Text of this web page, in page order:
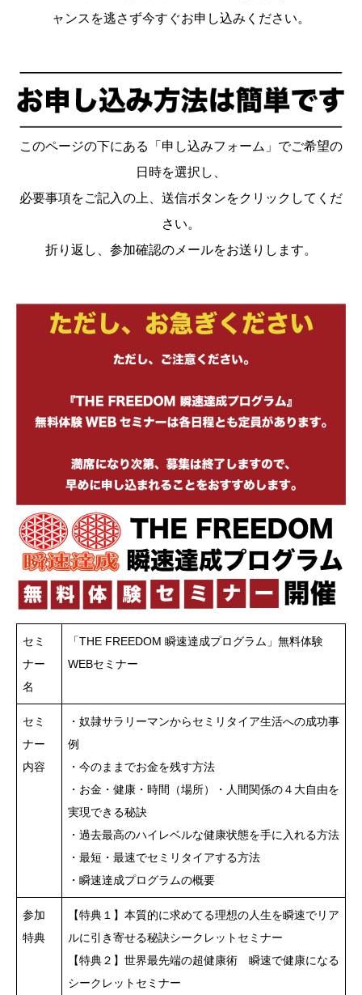
ャンスを逃さず今すぐお申し込みください。
このページの下にある「申し込みフォーム」でご希望の
日時を選択し、
必要事項をご記入の上、送信ボタンをクリックしてくだ
さい。
折り返し、参加確認のメールをお送りします。
セミ
ナー
名
「THE FREEDOM 瞬速達成プログラム」無料体験
WEBセミナー
セミ
ナー
内容
・奴隷サラリーマンからセミリタイア生活への成功事
例
・今のままでお金を残す方法
・お金・健康・時間（場所）・人間関係の４大自由を
実現できる秘訣
・過去最高のハイレベルな健康状態を手に入れる方法
・最短・最速でセミリタイアする方法
・瞬速達成プログラムの概要
参加
特典
【特典１】本質的に求めてる理想の人生を瞬速でリア
ルに引き寄せる秘訣シークレットセミナー
【特典２】世界最先端の超健康術 瞬速で健康になる
シークレットセミナー